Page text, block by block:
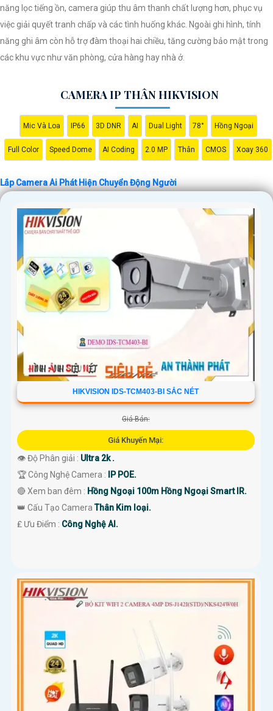
năng lọc tiếng ồn, camera giúp thu âm thanh chất lượng hơn, phục vụ
việc giải quyết tranh chấp và các tình huống khác. Ngoài ghi hình, tính
năng ghi âm còn hỗ trợ đàm thoại hai chiều, tăng cường bảo mật trong
các khu vực như văn phòng, cửa hàng hay nhà ở.
CAMERA IP THÂN HIKVISION
Mic Và Loa IP66 3D DNR AI Dual Light 78° Hồng Ngoại
Full Color Speed Dome AI Coding 2.0 MP Thân CMOS Xoay 360
Lắp Camera Ai Phát Hiện Chuyển Động Người
HIKVISION IDS-TCM403-BI SẮC NÉT
Giá Bán:
Giá Khuyến Mại:
👁 Độ Phân giải : Ultra 2k .
🏆 Công Nghệ Camera :
IP POE.
🔴 Xem ban đêm : Hồng Ngoại 100m Hồng Ngoại Smart IR.
👑 Cấu Tạo CameraThân Kim loại.
️₤ Ưu Điểm : Công Nghệ AI.